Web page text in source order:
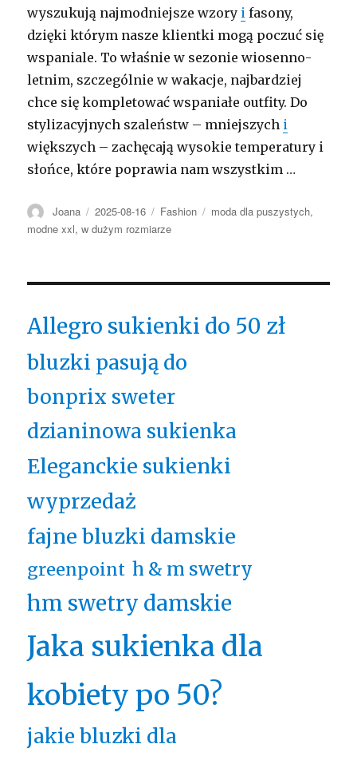
wyszukują najmodniejsze wzory i fasony,
dzięki którym nasze klientki mogą poczuć się
wspaniale. To właśnie w sezonie wiosenno-
letnim, szczególnie w wakacje, najbardziej
chce się kompletować wspaniałe outfity. Do
stylizacyjnych szaleństw – mniejszych i
większych – zachęcają wysokie temperatury i
słońce, które poprawia nam wszystkim …
Autor
Joana Opublikowano
2025-08-16 Kategorie
Fashion Tagi
moda dla puszystych,
modne xxl,w dużym rozmiarze
Allegro sukienki do 50 zł
bluzki pasują do
bonprix sweter
dzianinowa sukienka
Eleganckie sukienki
wyprzedaż
fajne bluzki damskie
greenpoint h & m swetry
hm swetry damskie
Jaka sukienka dla
kobiety po 50?
jakie bluzki dla